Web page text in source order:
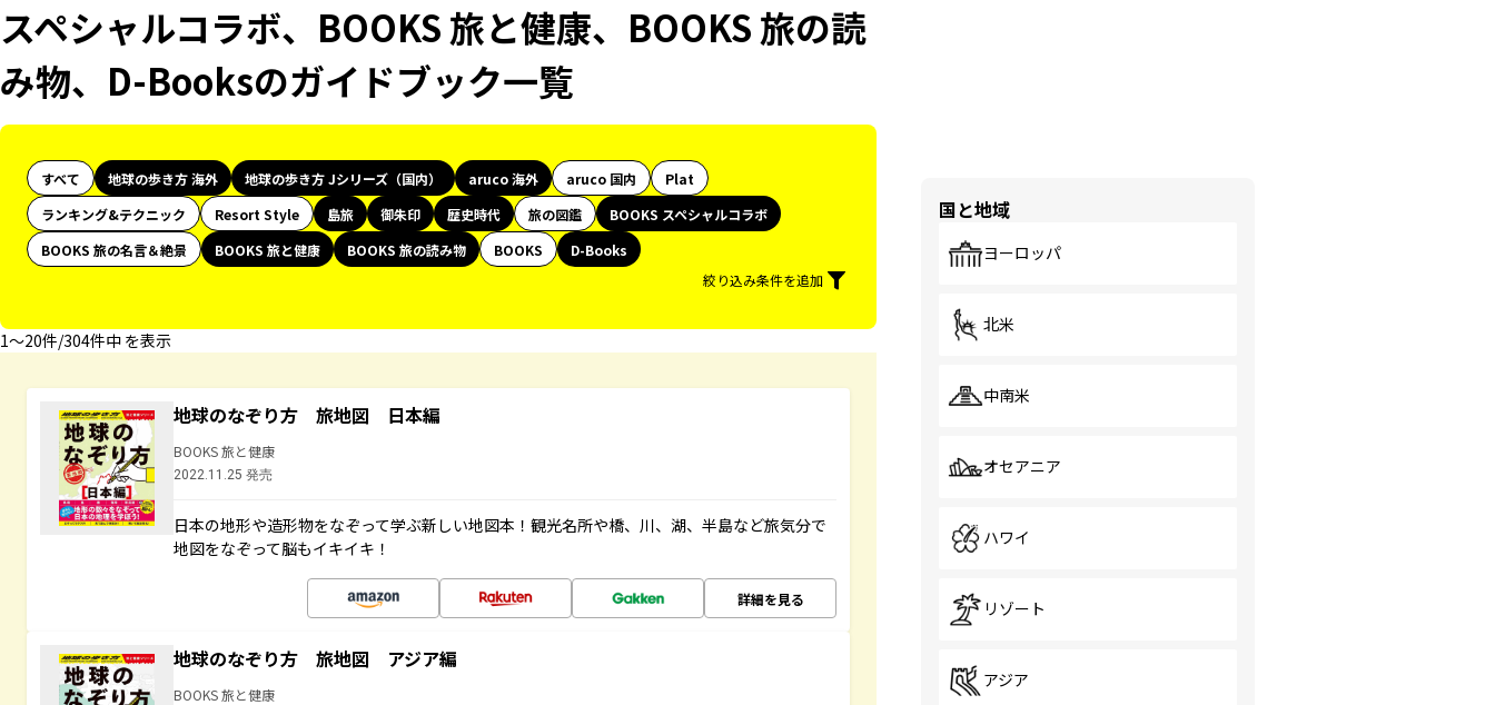
スペシャルコラボ、BOOKS 旅と健康、BOOKS 旅の読
み物、D-Booksのガイドブック一覧
すべて 地球の歩き方 海外 地球の歩き方 Jシリーズ（国内） aruco 海外 aruco 国内
Plat
ランキング&テクニック
Resort Style 島旅 御朱印 歴史時代 旅の図鑑
BOOKS スペシャルコラボ
BOOKS 旅の名言＆絶景
BOOKS 旅と健康 BOOKS 旅の読み物 BOOKS
D-Books
絞り込み条件を追加
1〜20件/304件中 を表示
地球のなぞり方 旅地図 日本編
BOOKS 旅と健康
2022.11.25 発売
日本の地形や造形物をなぞって学ぶ新しい地図本！観光名所や橋、川、湖、半島など旅気分で
地図をなぞって脳もイキイキ！
詳細を見る
地球のなぞり方 旅地図 アジア編
BOOKS 旅と健康
国と地域
ヨーロッパ
北米
中南米
オセアニア
ハワイ
リゾート
アジア